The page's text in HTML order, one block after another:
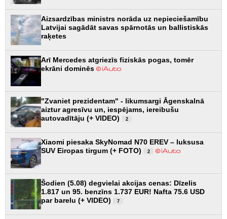
Aizsardzības ministrs norāda uz nepieciešamību
Latvijai sagādāt savas spārnotās un ballistiskās
raķetes
Arī Mercedes atgriezīs fiziskās pogas, tomēr
ekrāni dominēs
"Zvaniet prezidentam" - likumsargi Āgenskalnā
aiztur agresīvu un, iespējams, iereibušu
autovadītāju (+ VIDEO)
2
Xiaomi piesaka SkyNomad N70 EREV – luksusa
SUV Eiropas tirgum (+ FOTO)
2
Šodien (5.08) degvielai akcijas cenas: Dīzelis
1.817 un 95. benzīns 1.737 EUR! Nafta 75.6 USD
par barelu (+ VIDEO)
7